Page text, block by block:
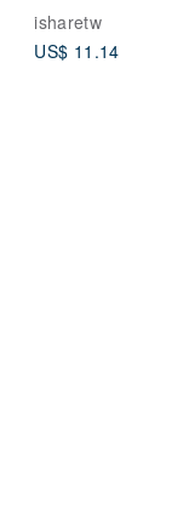
towel/sports towel
with multiple
isharetw
US$ 11.14